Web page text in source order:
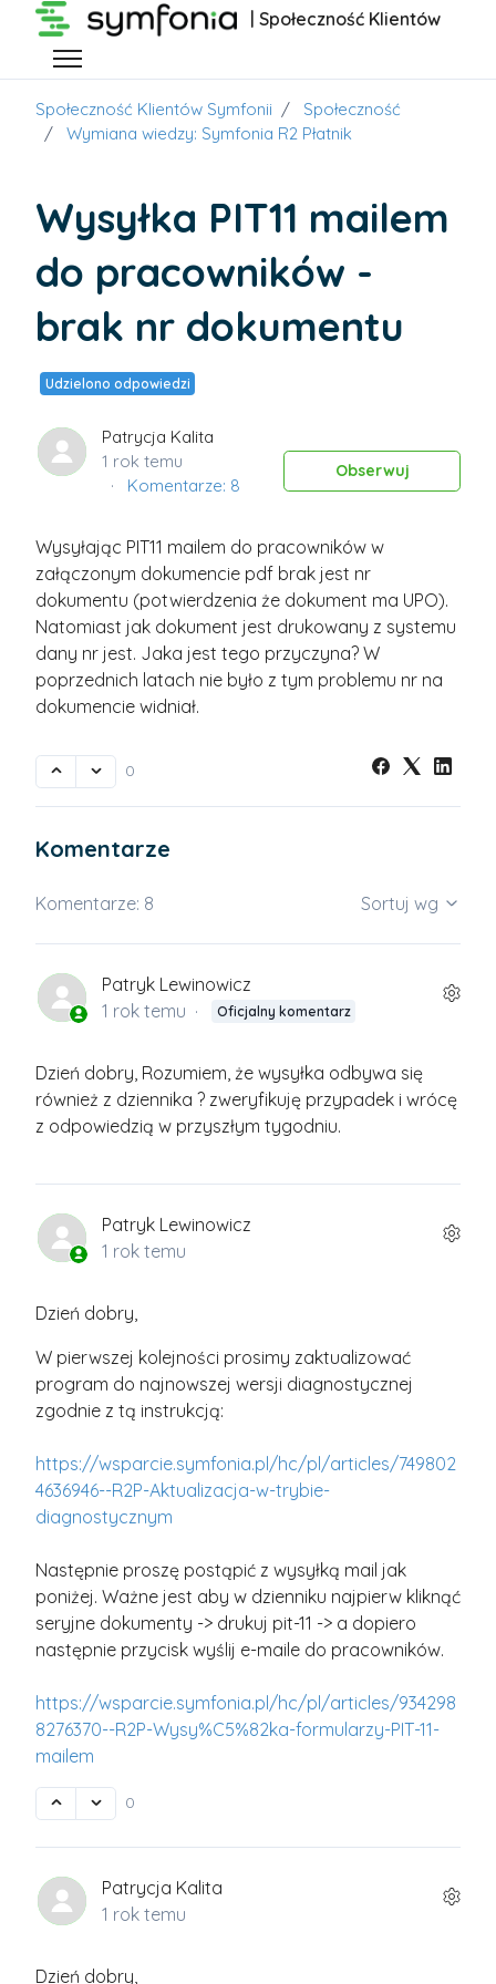
Przejdź do głównej zawartości | Społeczność Klientów
Przełącz menu nawigacyjne
Społeczność Klientów Symfonii
Społeczność
Wymiana wiedzy: Symfonia R2 Płatnik
Wysyłka PIT11 mailem
do pracowników -
brak nr dokumentu
Udzielono odpowiedzi
Patrycja Kalita
1 rok temu
Komentarze: 8
Obserwuj
Wysyłając PIT11 mailem do pracowników w
załączonym dokumencie pdf brak jest nr
dokumentu (potwierdzenia że dokument ma UPO).
Natomiast jak dokument jest drukowany z systemu
dany nr jest. Jaka jest tego przyczyna? W
poprzednich latach nie było z tym problemu nr na
dokumencie widniał.
0
Komentarze
Komentarze: 8 Sortuj wg
Patryk Lewinowicz
1 rok temu
Oficjalny komentarz
Dzień dobry, Rozumiem, że wysyłka odbywa się
również z dziennika ? zweryfikuję przypadek i wrócę
z odpowiedzią w przyszłym tygodniu.
Patryk Lewinowicz
1 rok temu
Dzień dobry,
W pierwszej kolejności prosimy zaktualizować
program do najnowszej wersji diagnostycznej
zgodnie z tą instrukcją:
https://wsparcie.symfonia.pl/hc/pl/articles/749802
4636946--R2P-Aktualizacja-w-trybie-
diagnostycznym
Następnie proszę postąpić z wysyłką mail jak
poniżej. Ważne jest aby w dzienniku najpierw kliknąć
seryjne dokumenty -> drukuj pit-11 -> a dopiero
następnie przycisk wyślij e-maile do pracowników.
https://wsparcie.symfonia.pl/hc/pl/articles/934298
8276370--R2P-Wysy%C5%82ka-formularzy-PIT-11-
mailem
0
Patrycja Kalita
1 rok temu
Dzień dobry,